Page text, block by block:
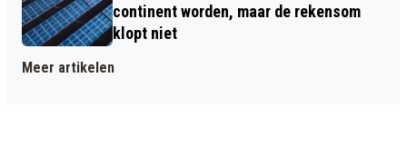
continent worden, maar de rekensom
klopt niet
Meer artikelen